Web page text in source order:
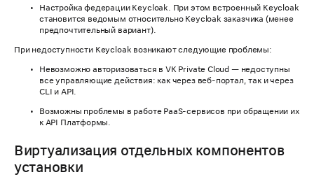
Настройка федерации Keycloak. При этом встроенный Keycloak
становится ведомым относительно Keycloak заказчика (менее
предпочтительный вариант).
При недоступности Keycloak возникают следующие проблемы:
Невозможно авторизоваться в VK Private Cloud — недоступны
все управляющие действия: как через веб-портал, так и через
CLI и API.
Возможны проблемы в работе PaaS-сервисов при обращении их
к API Платформы.
Виртуализация отдельных компонентов
установки